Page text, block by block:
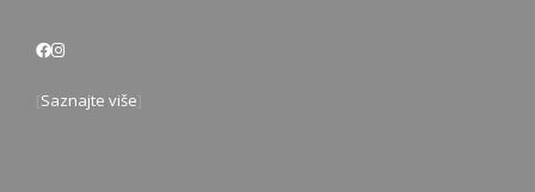
Saznajte više